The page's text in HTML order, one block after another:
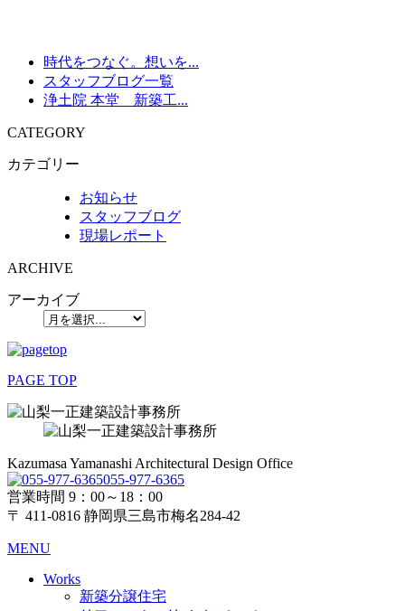
時代をつなぐ。想いを...
スタッフブログ一覧
浄土院 本堂 新築工...
CATEGORY
カテゴリー
お知らせ
スタッフブログ
現場レポート
ARCHIVE
アーカイブ
PAGE TOP
Kazumasa Yamanashi Architectural Design Office
055-977-6365
営業時間 9：00～18：00
〒 411-0816 静岡県三島市梅名284-42
MENU
Works
新築分譲住宅